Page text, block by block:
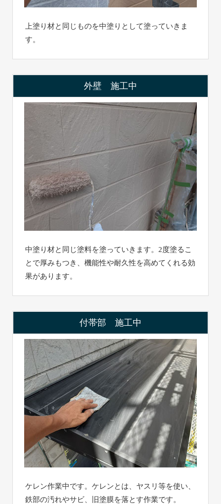
上塗り材と同じものを中塗りとして塗っていきま
す。
外壁 施工中
中塗り材と同じ塗料を塗っていきます。2度塗るこ
とで厚みもつき、機能性や耐久性を高めてくれる効
果があります。
付帯部 施工中
ケレン作業中です。ケレンとは、ヤスリ等を使い、
鉄部の汚れやサビ、旧塗膜を落とす作業です。